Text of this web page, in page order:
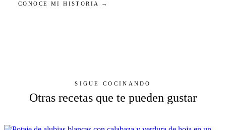
CONOCE MI HISTORIA →
SIGUE COCINANDO
Otras recetas que te pueden gustar